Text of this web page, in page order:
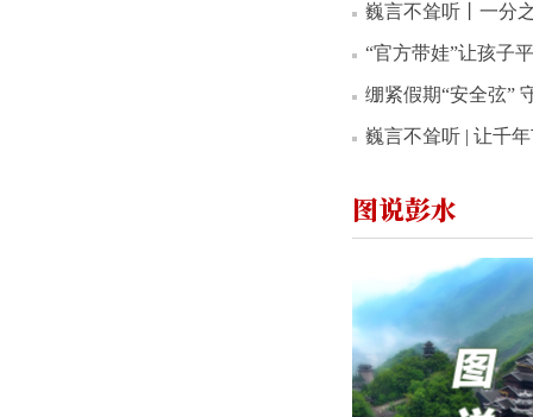
巍言不耸听丨一分之
“官方带娃”让孩子
绷紧假期“安全弦”
巍言不耸听 | 让千
图说彭水